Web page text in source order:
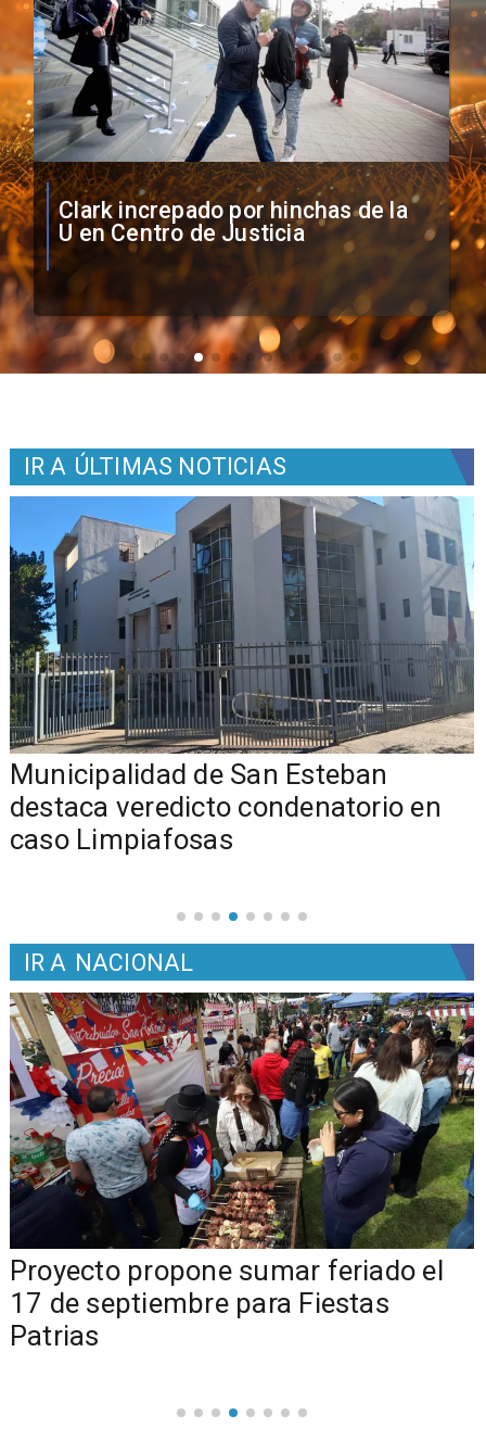
Vozinha firma contrato con Colo
Colo como nuevo arquero
IR A ÚLTIMAS NOTICIAS
Municipalidad de San Esteban
destaca veredicto condenatorio en
caso Limpiafosas
IR A NACIONAL
Proyecto propone sumar feriado el
17 de septiembre para Fiestas
Patrias